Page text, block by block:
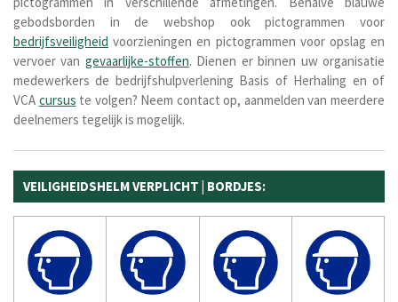
gebodsborden in de webshop ook pictogrammen voor
bedrijfsveiligheid voorzieningen en pictogrammen voor opslag en
vervoer van gevaarlijke-stoffen. Dienen er binnen uw organisatie
medewerkers de bedrijfshulpverlening Basis of Herhaling en of
VCA cursus te volgen? Neem contact op, aanmelden van meerdere
deelnemers tegelijk is mogelijk.
VEILIGHEIDSHELM VERPLICHT | BORDJES: